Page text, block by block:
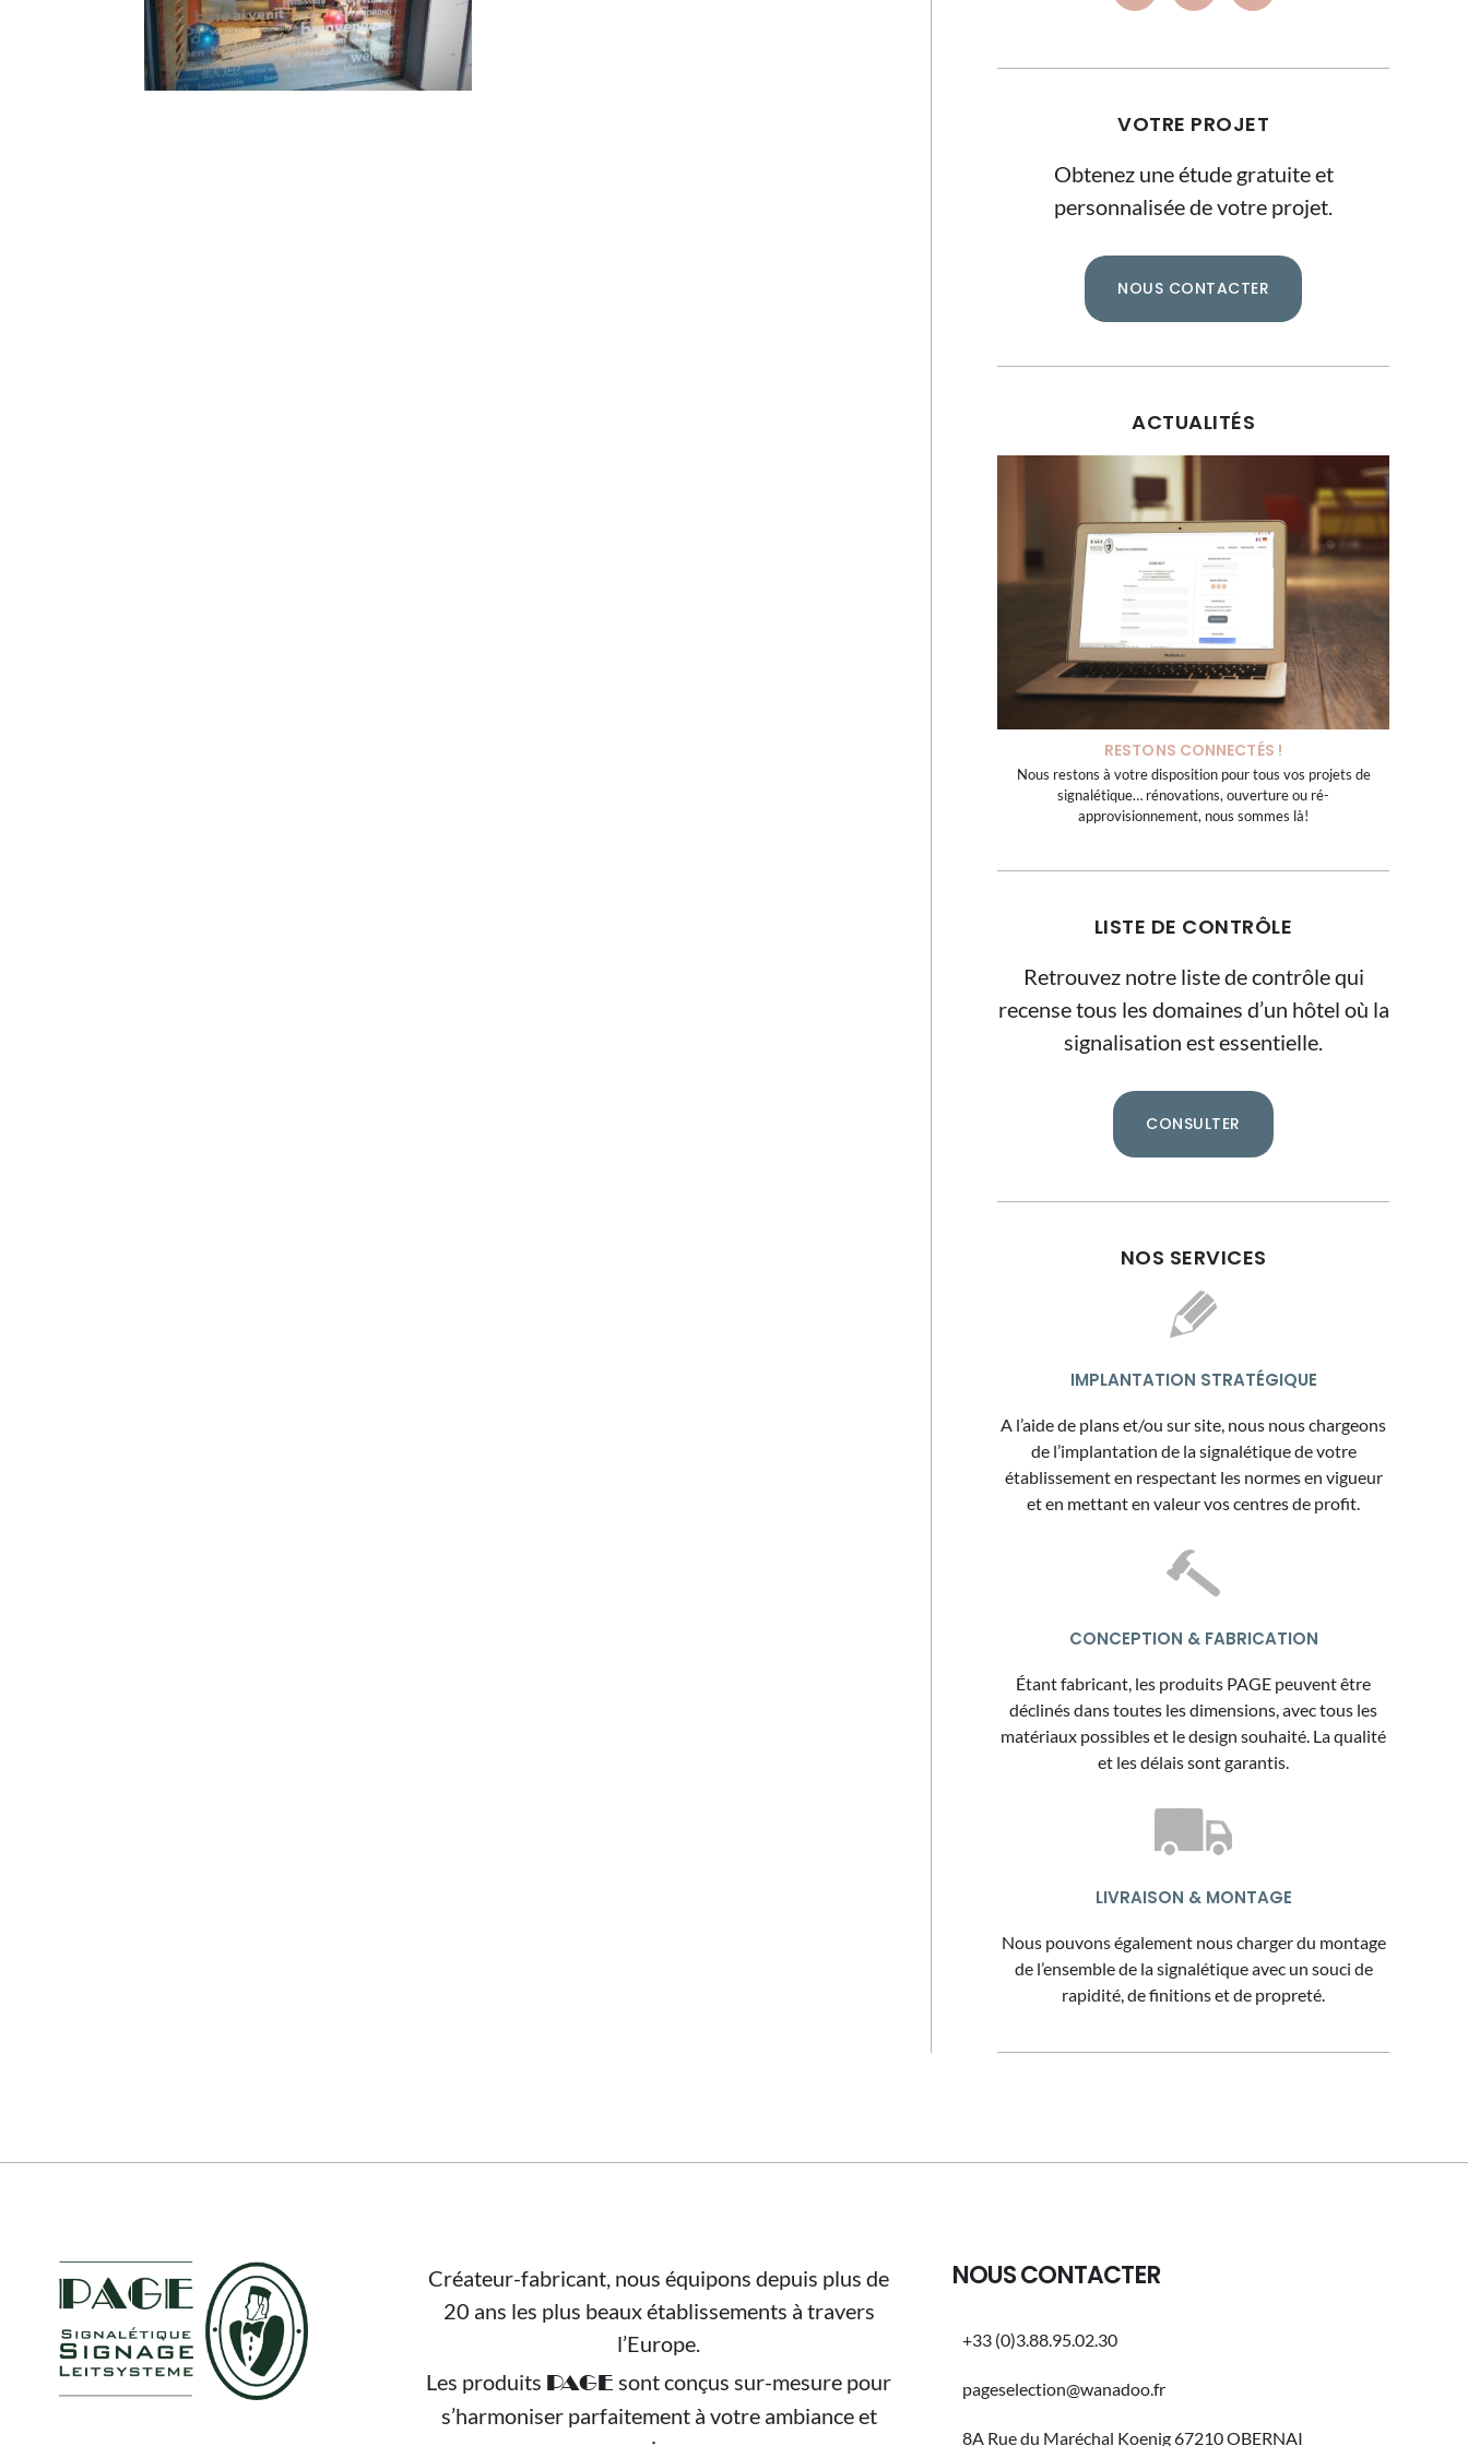
VOTRE PROJET
Obtenez une étude gratuite et
personnalisée de votre projet.
NOUS CONTACTER
ACTUALITÉS
RESTONS CONNECTÉS !
Nous restons à votre disposition pour tous vos projets de
signalétique… rénovations, ouverture ou ré-
approvisionnement, nous sommes là!
LISTE DE CONTRÔLE
Retrouvez notre liste de contrôle qui
recense tous les domaines d’un hôtel où la
signalisation est essentielle.
CONSULTER
NOS SERVICES
IMPLANTATION STRATÉGIQUE
A l’aide de plans et/ou sur site, nous nous chargeons
de l’implantation de la signalétique de votre
établissement en respectant les normes en vigueur
et en mettant en valeur vos centres de profit.
CONCEPTION & FABRICATION
Étant fabricant, les produits PAGE peuvent être
déclinés dans toutes les dimensions, avec tous les
matériaux possibles et le design souhaité. La qualité
et les délais sont garantis.
LIVRAISON & MONTAGE
Nous pouvons également nous charger du montage
de l’ensemble de la signalétique avec un souci de
rapidité, de finitions et de propreté.
Créateur-fabricant, nous équipons depuis plus de
20 ans les plus beaux établissements à travers
l’Europe.
Les produits PAGEsont conçus sur-mesure pour
s’harmoniser parfaitement à votre ambiance et
NOUS CONTACTER
+33 (0)3.88.95.02.30
pageselection@wanadoo.fr
8A Rue du Maréchal Koenig 67210 OBERNAI